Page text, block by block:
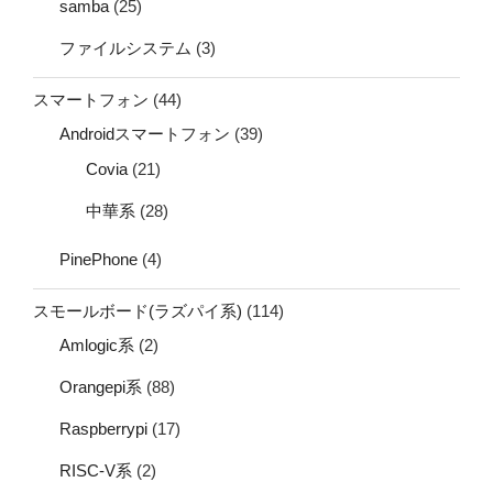
samba (25)
ファイルシステム (3)
スマートフォン (44)
Androidスマートフォン (39)
Covia (21)
中華系 (28)
PinePhone (4)
スモールボード(ラズパイ系) (114)
Amlogic系 (2)
Orangepi系 (88)
Raspberrypi (17)
RISC-V系 (2)